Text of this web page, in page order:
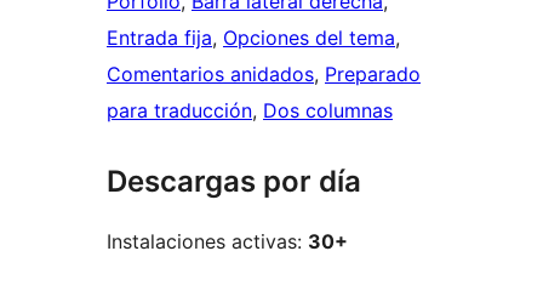
Entrada fija, Opciones del tema
Comentarios anidados, Preparado
para traducción, Dos columnas
Descargas por día
Instalaciones activas: 30+